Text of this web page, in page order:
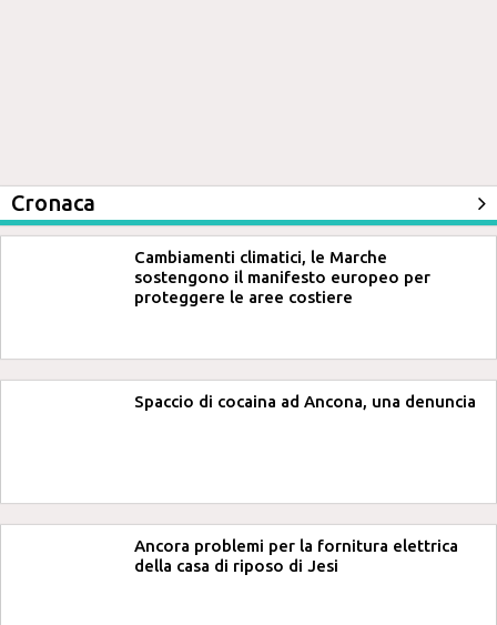
Cronaca
Cambiamenti climatici, le Marche
sostengono il manifesto europeo per
proteggere le aree costiere
Spaccio di cocaina ad Ancona, una denuncia
Ancora problemi per la fornitura elettrica
della casa di riposo di Jesi